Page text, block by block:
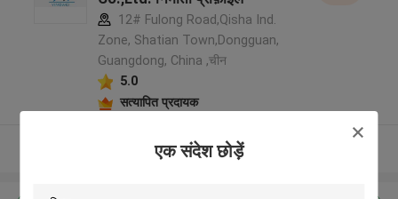
एक संदेश छोड़ें
12# Fulong Road,Qisha Ind.
Zone, Shatian Town,Dongguan,
Guangdong, China ,चीन
5.0
सत्यापित प्रदायक
और देखो